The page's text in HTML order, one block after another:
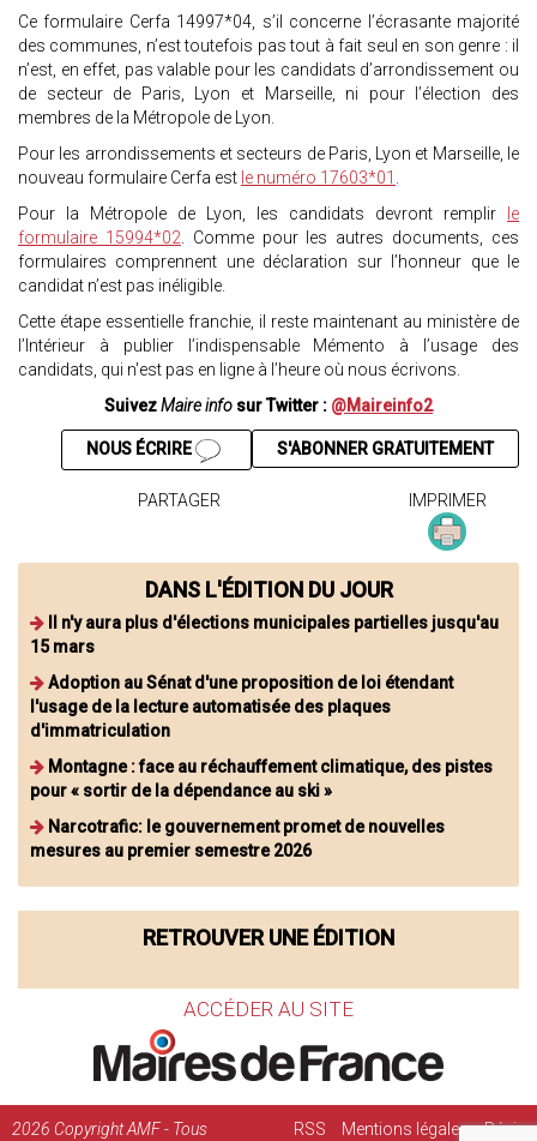
Ce formulaire Cerfa 14997*04, s’il concerne l’écrasante majorité
des communes, n’est toutefois pas tout à fait seul en son genre : il
n’est, en effet, pas valable pour les candidats d’arrondissement ou
de secteur de Paris, Lyon et Marseille, ni pour l’élection des
membres de la Métropole de Lyon.
Pour les arrondissements et secteurs de Paris, Lyon et Marseille, le
nouveau formulaire Cerfa est le numéro 17603*01 .
Pour la Métropole de Lyon, les candidats devront remplir
le
formulaire 15994*02. Comme pour les autres documents, ces
formulaires comprennent une déclaration sur l’honneur que le
candidat n’est pas inéligible.
Cette étape essentielle franchie, il reste maintenant au ministère de
l’Intérieur à publier l’indispensable Mémento à l’usage des
candidats, qui n'est pas en ligne à l’heure où nous écrivons.
SuivezMaire info sur Twitter : @Maireinfo2
S'ABONNER GRATUITEMENT
NOUS ÉCRIRE
PARTAGER IMPRIMER
DANS L'ÉDITION DU JOUR
Il n'y aura plus d'élections municipales partielles jusqu'au
15 mars
Adoption au Sénat d'une proposition de loi étendant
l'usage de la lecture automatisée des plaques
d'immatriculation
Montagne : face au réchauffement climatique, des pistes
pour « sortir de la dépendance au ski »
Narcotrafic: le gouvernement promet de nouvelles
mesures au premier semestre 2026
RETROUVER UNE ÉDITION
ACCÉDER AU SITE
2026 Copyright AMF - Tous RSS Mentions légales Régie